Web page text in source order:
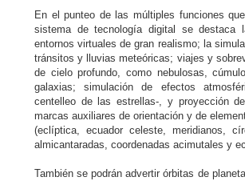
En el punteo de las múltiples funciones
sistema de tecnología digital se destaca
entornos virtuales de gran realismo; la
tránsitos y lluvias meteóricas; viajes y
de cielo profundo, como nebulosas,
galaxias; simulación de efectos
centelleo de las estrellas-, y proyección
marcas auxiliares de orientación y de
(eclíptica, ecuador celeste, meridianos,
almicantaradas, coordenadas acimutales y
También se podrán advertir órbitas de